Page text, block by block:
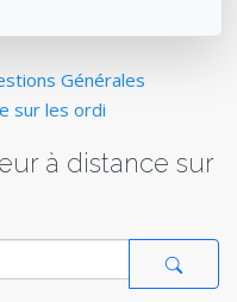
Générales
sur les ordi
à distance sur